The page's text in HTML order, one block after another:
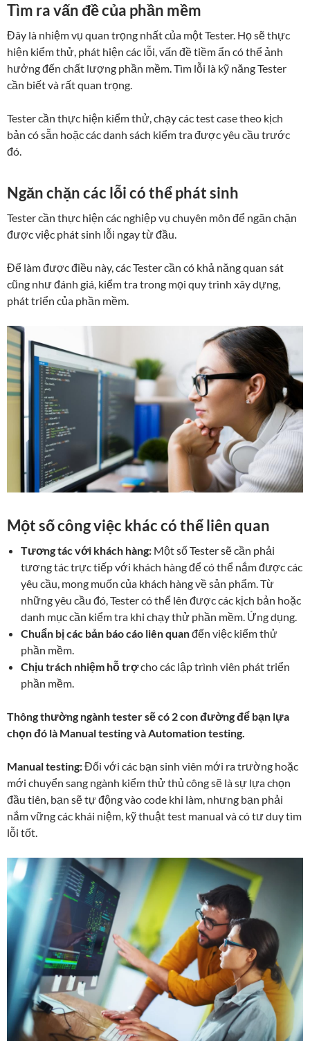
Tìm ra vấn đề của phần mềm
Đây là nhiệm vụ quan trọng nhất của một Tester. Họ sẽ thực
hiện kiểm thử, phát hiện các lỗi, vấn đề tiềm ẩn có thể ảnh
hưởng đến chất lượng phần mềm. Tìm lỗi là kỹ năng Tester
cần biết và rất quan trọng.
Tester cần thực hiện kiểm thử, chạy các test case theo kịch
bản có sẵn hoặc các danh sách kiểm tra được yêu cầu trước
đó.
Ngăn chặn các lỗi có thể phát sinh
Tester cần thực hiện các nghiệp vụ chuyên môn để ngăn chặn
được việc phát sinh lỗi ngay từ đầu.
Để làm được điều này, các Tester cần có khả năng quan sát
cũng như đánh giá, kiểm tra trong mọi quy trình xây dựng,
phát triển của phần mềm.
Một số công việc kháccó thể liên quan
Tương tác với khách hàng: Một số Tester sẽ cần phải
tương tác trực tiếp với khách hàng để có thể nắm được các
yêu cầu, mong muốn của khách hàng về sản phẩm. Từ
những yêu cầu đó, Tester có thể lên được các kịch bản hoặc
danh mục cần kiểm tra khi chạy thử phần mềm. Ứng dụng.
Chuẩn bị các bản báo cáo liên quanđến việc kiểm thử
phần mềm.
Chịu trách nhiệm hỗ trợcho các lập trình viên phát triển
phần mềm.
Thông thường ngành tester sẽ có 2 con đường để bạn lựa
chọn đó là Manual testing và Automation testing.
Manual testing:Đối với các bạn sinh viên mới ra trường hoặc
mới chuyển sang ngành kiểm thử thủ công sẽ là sự lựa chọn
đầu tiên, bạn sẽ tự động vào code khi làm, nhưng bạn phải
nắm vững các khái niệm, kỹ thuật test manual và có tư duy tìm
lỗi tốt.